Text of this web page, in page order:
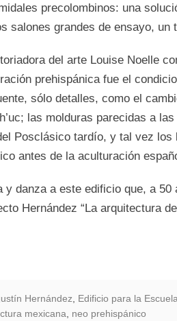
precolombinos: una
salones grandes de ensayo,
del arte Louise Noelle
prehispánica fue el
sólo detalles, como el
las molduras parecidas a
Posclásico tardío, y tal vez
antes de la aculturación
y danza a este edificio que, a 50
Hernández “La arquitectura
Hernández
Edificio para la
mexicana neo prehispánico